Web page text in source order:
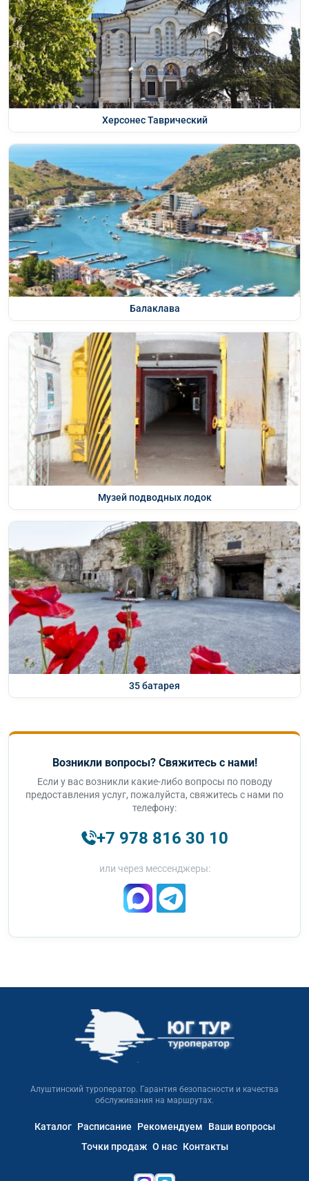
Херсонес Таврический
Балаклава
Музей подводных лодок
35 батарея
Возникли вопросы? Свяжитесь с нами!
Если у вас возникли какие-либо вопросы по поводу
предоставления услуг, пожалуйста, свяжитесь с нами по
телефону:
+7 978 816 30 10
или через мессенджеры:
Алуштинский туроператор. Гарантия безопасности и качества
обслуживания на маршрутах.
Каталог Расписание Рекомендуем
Ваши вопросы
Точки продаж О нас Контакты